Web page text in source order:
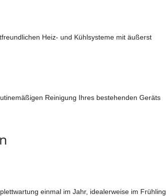
Heiz- und Kühlsysteme mit äußerst
Reinigung Ihres bestehenden Geräts
einmal im Jahr, idealerweise im Frühling